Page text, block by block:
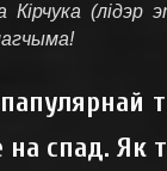
Кірчука
на спад. Як